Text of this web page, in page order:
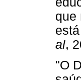
que
al,
"O